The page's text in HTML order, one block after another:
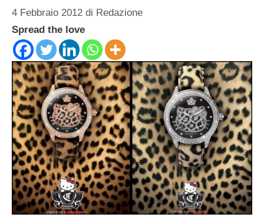
4 Febbraio 2012 di Redazione
Spread the love